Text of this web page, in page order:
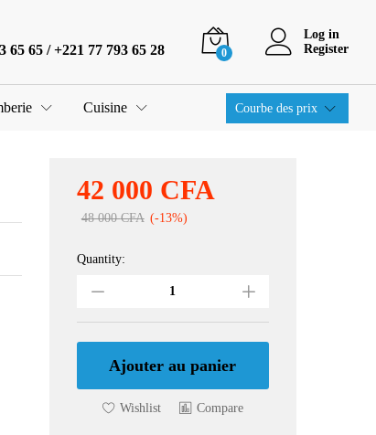
65 65 / +221 77 793 65 28 0
Log in
Register
Cuisine Courbe des prix
42 000 CFA
48 000CFA (-13%)
Chaise
centrale
Ref
KASMA
quantity
Quantity:
Ajouter au panier
Wishlist Compare